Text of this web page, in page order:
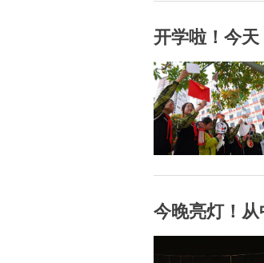
开学啦！今天
今晚亮灯！从